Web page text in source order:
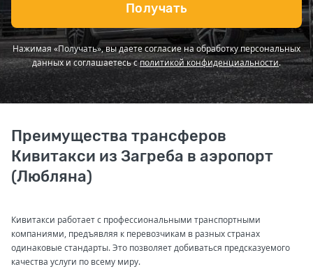
Получать
Нажимая «Получать», вы даете согласие на обработку персональных
данных и соглашаетесь сполитикой конфиденциальности.
Преимущества трансферов
Кивитакси из Загреба в аэропорт
(Любляна)
Кивитакси работает с профессиональными транспортными
компаниями, предъявляя к перевозчикам в разных странах
одинаковые стандарты. Это позволяет добиваться предсказуемого
качества услуги по всему миру.